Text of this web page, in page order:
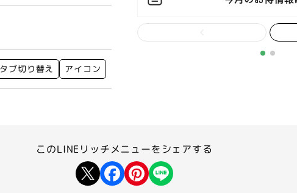
タブ切り替え アイコン
このLINEリッチメニューを シェアする